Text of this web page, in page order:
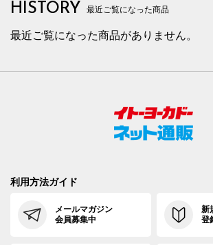
HISTORY 最近ご覧になった商品
最近ご覧になった商品がありません。
利用方法ガイド
メールマガジン
会員募集中
新
登